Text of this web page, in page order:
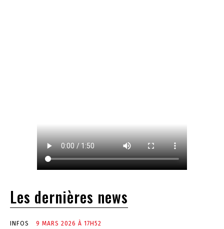
Les dernières news
INFOS 9 MARS 2026 À 17H52